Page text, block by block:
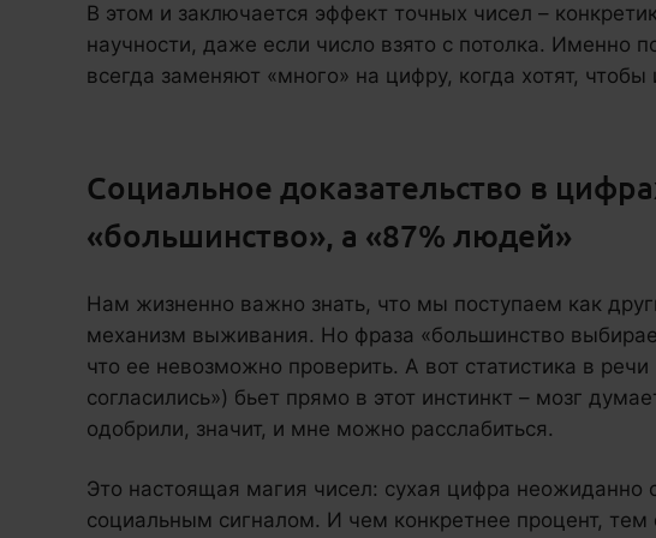
В этом и заключается эффект точных чисел –
научности, даже если число взято с потолка. Именно
всегда заменяют «много» на цифру, когда хотят,
Социальное доказательство в
«большинство», а «87% людей»
Нам жизненно важно знать, что мы поступаем как
механизм выживания. Но фраза «большинство
что ее невозможно проверить. А вот статистика в
согласились») бьет прямо в этот инстинкт – мозг
одобрили, значит, и мне можно расслабиться.
Это настоящая магия чисел: сухая цифра
социальным сигналом. И чем конкретнее процент, тем